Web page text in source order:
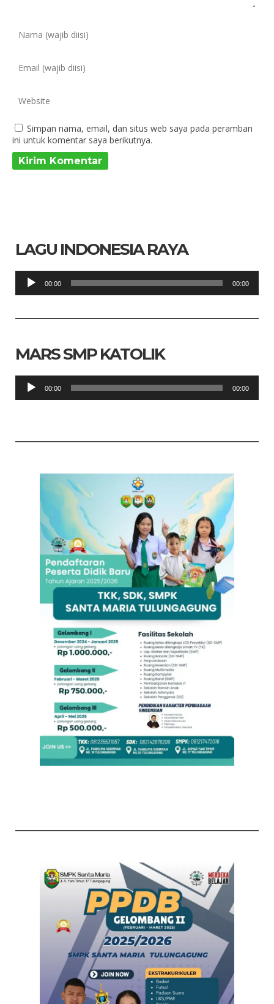
Simpan nama, email, dan situs web saya pada peramban
ini untuk komentar saya berikutnya.
LAGU INDONESIA RAYA
Pemutar
Audio
00:00 00:00
MARS SMP KATOLIK
Pemutar
Audio
00:00 00:00